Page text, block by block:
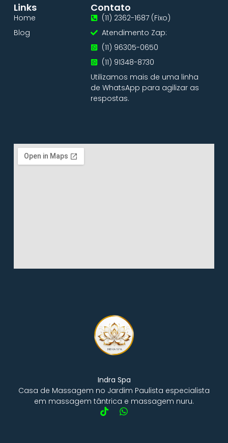
Indra Spa
Casa de Massagem no Jardim Paulista especialista
em massagem tântrica e massagem nuru.
Links
Home
Blog
Contato
(11) 2362-1687 (Fixo)
Atendimento Zap:
(11) 96305-0650
(11) 91348-8730
Utilizamos mais de uma linha
de WhatsApp para agilizar as
respostas.